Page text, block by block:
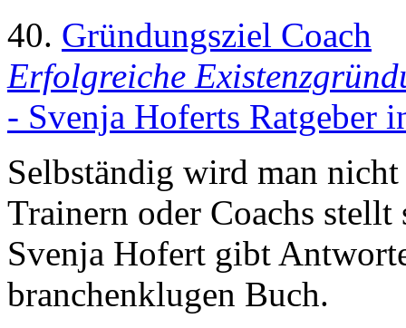
40. Gründungsziel Coach
Erfolgreiche
- Svenja Hoferts Ratgeber
Selbständig wird man
Trainern oder Coachs
Svenja Hofert gibt
branchenklugen Buch.